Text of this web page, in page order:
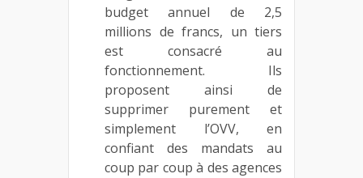
budget annuel de 2,5
millions de francs, un tiers
est consacré au
fonctionnement. Ils
proposent ainsi de
supprimer purement et
simplement l’OVV, en
confiant des mandats au
coup par coup à des agences